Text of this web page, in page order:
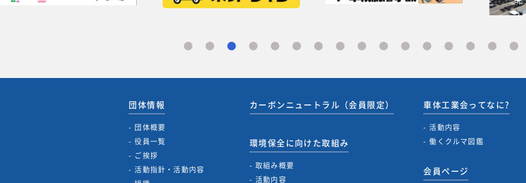
団体情報
団体概要
役員一覧
ご挨拶
活動指針・活動内容
カーボンニュートラル（会員限定）
環境保全に向けた取組み
取組み概要
活動内容
車体工業会ってなに?
活動内容
働くクルマ図鑑
会員ページ